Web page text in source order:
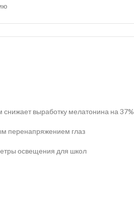
снижает выработку мелатонина на 37%
перенапряжением глаз
освещения для школ